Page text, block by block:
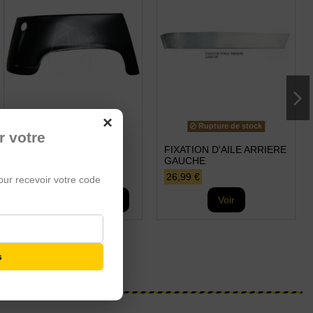
Rupture de stock
FIXATION D'AILE ARRIERE
GAUCHE
26,99 €
Voir
×
votre
recevoir votre code